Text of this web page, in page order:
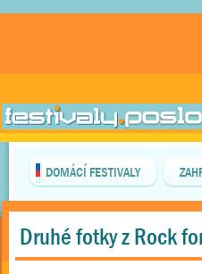
DOMÁCÍ FESTIVALY
Druhé fotky z Rock